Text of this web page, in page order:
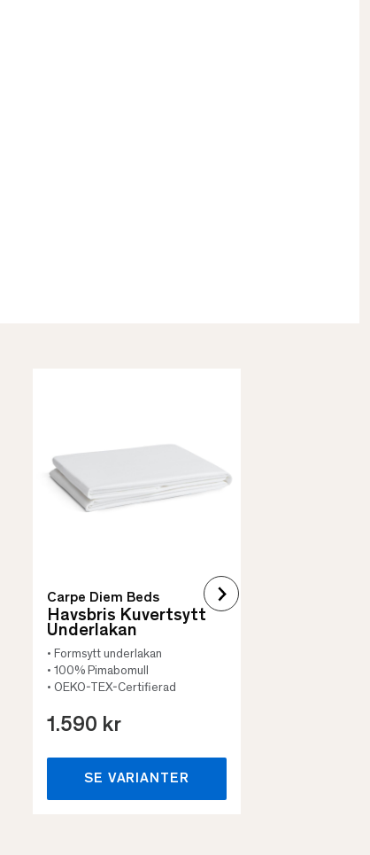
Carpe Diem Beds
Havsbris Kuvertsytt
Underlakan
• Formsytt underlakan
• 100% Pimabomull
• OEKO-TEX-Certifierad
1.590 kr
SE VARIANTER